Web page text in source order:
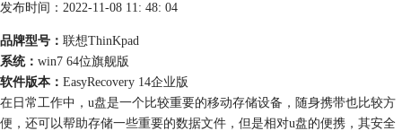
发布时间：2022-11-08 11: 48: 04
品牌型号： 联想ThinKpad
系统： win7 64位旗舰版
软件版本： EasyRecovery 14企业版
在日常工作中，u盘是一个比较重要的移动存储设备，随身携带也比较方
便，还可以帮助存储一些重要的数据文件，但是相对u盘的便携，其安全